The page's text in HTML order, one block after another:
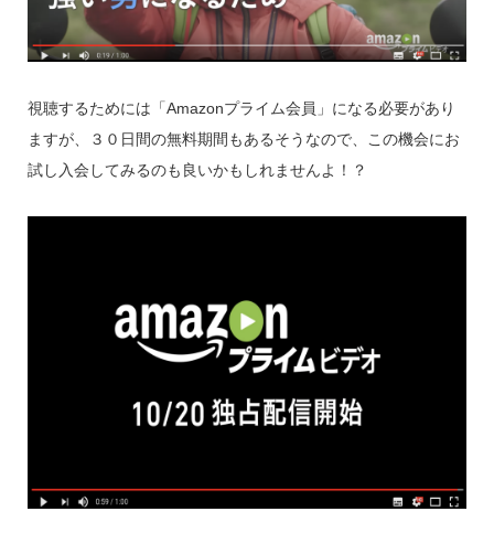
視聴するためには「Amazonプライム会員」になる必要があり
ますが、３０日間の無料期間もあるそうなので、この機会にお
試し入会してみるのも良いかもしれませんよ！？